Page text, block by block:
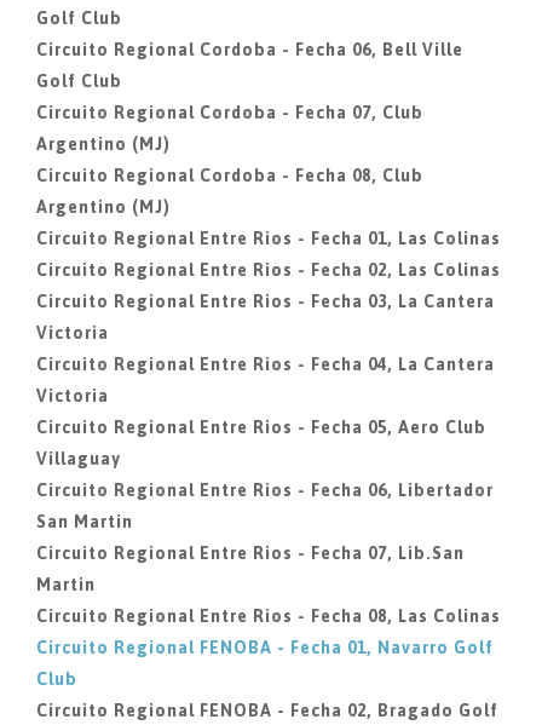
Golf Club
Circuito Regional Cordoba - Fecha 06, Bell Ville
Golf Club
Circuito Regional Cordoba - Fecha 07, Club
Argentino (MJ)
Circuito Regional Cordoba - Fecha 08, Club
Argentino (MJ)
Circuito Regional Entre Rios - Fecha 01, Las Colinas
Circuito Regional Entre Rios - Fecha 02, Las Colinas
Circuito Regional Entre Rios - Fecha 03, La Cantera
Victoria
Circuito Regional Entre Rios - Fecha 04, La Cantera
Victoria
Circuito Regional Entre Rios - Fecha 05, Aero Club
Villaguay
Circuito Regional Entre Rios - Fecha 06, Libertador
San Martin
Circuito Regional Entre Rios - Fecha 07, Lib.San
Martin
Circuito Regional Entre Rios - Fecha 08, Las Colinas
Circuito Regional FENOBA - Fecha 01, Navarro Golf
Club
Circuito Regional FENOBA - Fecha 02, Bragado Golf